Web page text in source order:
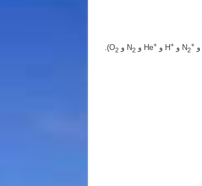
+
N2 و+H و +He و N 2 و O2
).